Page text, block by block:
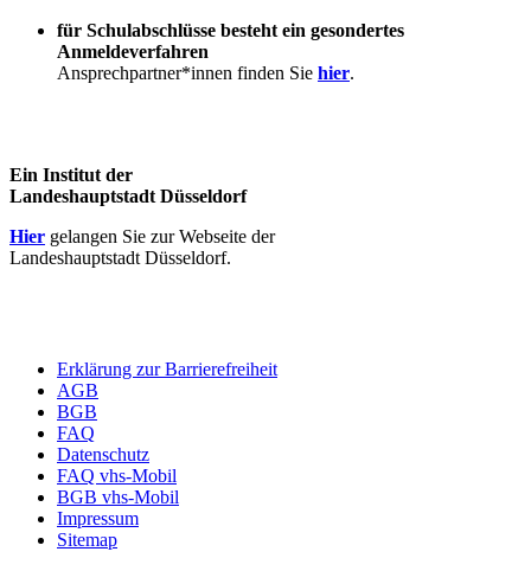
für Schulabschlüsse besteht ein gesondertes
Anmeldeverfahren
Ansprechpartner*innen finden Sie hier.
Ein Institut der
Landeshauptstadt Düsseldorf
Hier gelangen Sie zur Webseite der
Landeshauptstadt Düsseldorf.
Erklärung zur Barrierefreiheit
AGB
BGB
FAQ
Datenschutz
FAQ vhs-Mobil
BGB vhs-Mobil
Impressum
Sitemap